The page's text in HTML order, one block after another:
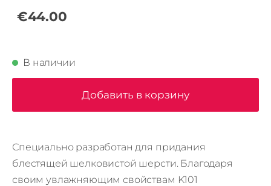
€44.00
В наличии
Добавить в корзину
Специально разработан для придания
блестящей шелковистой шерсти. Благодаря
своим увлажняющим свойствам K101